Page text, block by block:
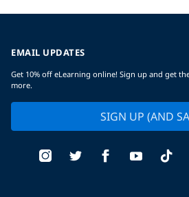
EMAIL UPDATES
Get 10% off eLearning online! Sign up and get
more.
SIGN UP (AND